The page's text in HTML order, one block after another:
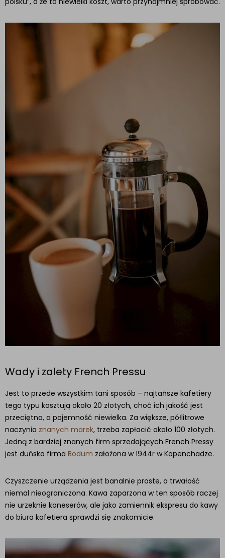
Wady i zalety French Pressu
Jest to przede wszystkim tani sposób – najtańsze kafetiery
tego typu kosztują około 20 złotych, choć ich jakość jest
przeciętna, a pojemność niewielka. Za większe, półlitrowe
naczynia znanych marek, trzeba zapłacić około 100 złotych.
Jedną z bardziej znanych firm sprzedających French Pressy
jest duńska firma Bodum założona w 1944r w Kopenchadze.
Czyszczenie urządzenia jest banalnie proste, a trwałość
niemal nieograniczona. Kawa zaparzona w ten sposób raczej
nie urzeknie koneserów, ale jako zamiennik ekspresu do kawy
do biura kafetiera sprawdzi się znakomicie.